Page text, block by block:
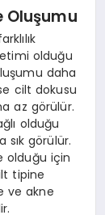
Oluşumu
olduğu
daha
cilt dokusu
az görülür.
olduğu
görülür.
olduğu için
tipine
ve akne